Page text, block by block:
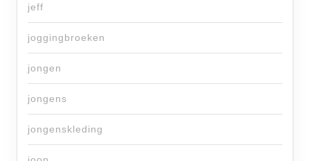
jeff
joggingbroeken
jongen
jongens
jongenskleding